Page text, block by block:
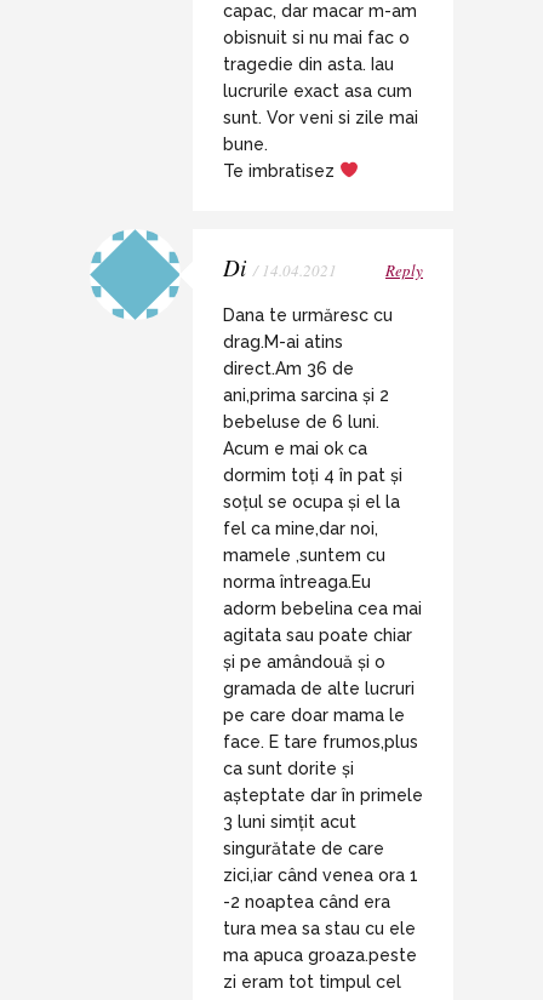
capac, dar macar m-am
obisnuit si nu mai fac o
tragedie din asta. Iau
lucrurile exact asa cum
sunt. Vor veni si zile mai
bune.
Te imbratisez
Di / 14.04.2021 Reply
Dana te urmăresc cu
drag.M-ai atins
direct.Am 36 de
ani,prima sarcina și 2
bebeluse de 6 luni.
Acum e mai ok ca
dormim toți 4 în pat și
soțul se ocupa și el la
fel ca mine,dar noi,
mamele ,suntem cu
norma întreaga.Eu
adorm bebelina cea mai
agitata sau poate chiar
și pe amândouă și o
gramada de alte lucruri
pe care doar mama le
face. E tare frumos,plus
ca sunt dorite și
așteptate dar în primele
3 luni simțit acut
singurătate de care
zici,iar când venea ora 1
-2 noaptea când era
tura mea sa stau cu ele
ma apuca groaza.peste
zi eram tot timpul cel